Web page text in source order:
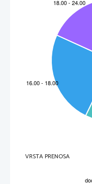
VRSTA PRENOSA